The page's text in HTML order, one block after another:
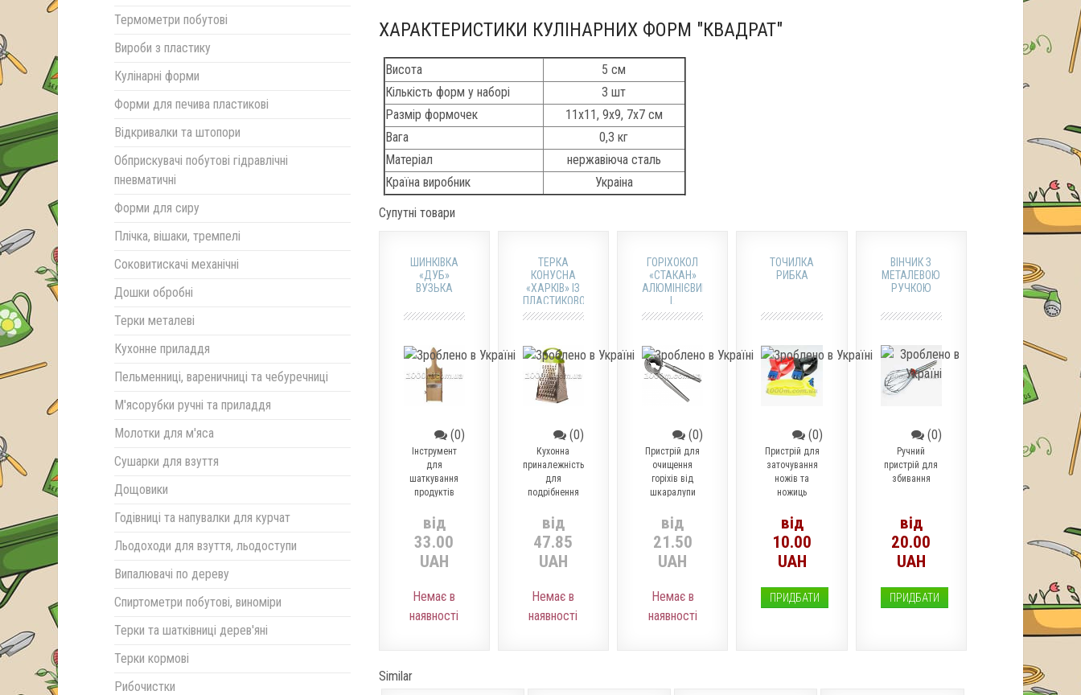
ХАРАКТЕРИСТИКИ КУЛІНАРНИХ ФОРМ "КВАДРАТ"
Висота
5 см
Кількість форм у наборі
3 шт
Размір формочек
11x11, 9x9, 7x7 см
Вага
0,3 кг
Матеріал
нержавіюча сталь
Країна виробник
Украіна
Супутні товари
ШИНКІВКА
«ДУБ»
ВУЗЬКА
(0)
Інструмент
для
шаткування
продуктів
від
33.00
UAH
Немає в
наявності
ТЕРКА
КОНУСНА
«ХАРКІВ» ІЗ
ПЛАСТИКОВОЮ
РУЧКОЮ
(0)
Кухонна
приналежність
для
подрібнення
від
47.85
UAH
Немає в
наявності
ГОРІХОКОЛ
«СТАКАН»
АЛЮМІНІЄВИЙ
(0)
Пристрій для
очищення
горіхів від
шкаралупи
від
21.50
UAH
Немає в
наявності
ТОЧИЛКА
РИБКА
(0)
Пристрій для
заточування
ножів та
ножиць
від
10.00
UAH
ПРИДБАТИ
ВІНЧИК З
МЕТАЛЕВОЮ
РУЧКОЮ
(0)
Ручний
пристрій для
збивання
від
20.00
UAH
ПРИДБАТИ
Similar
Термометри побутові
Вироби з пластику
Кулінарні форми
Форми для печива пластикові
Відкривалки та штопори
Обприскувачі побутові гідравлічні
пневматичні
Форми для сиру
Плічка, вішаки, тремпелі
Соковитискачі механічні
Дошки обробні
Терки металеві
Кухонне приладдя
Пельменниці, вареничниці та чебуречниці
М'ясорубки ручні та приладдя
Молотки для м'яса
Сушарки для взуття
Дощовики
Годівниці та напувалки для курчат
Льодоходи для взуття, льодоступи
Випалювачі по дереву
Спиртометри побутові, виноміри
Терки та шатківниці дерев'яні
Терки кормові
Рибочистки